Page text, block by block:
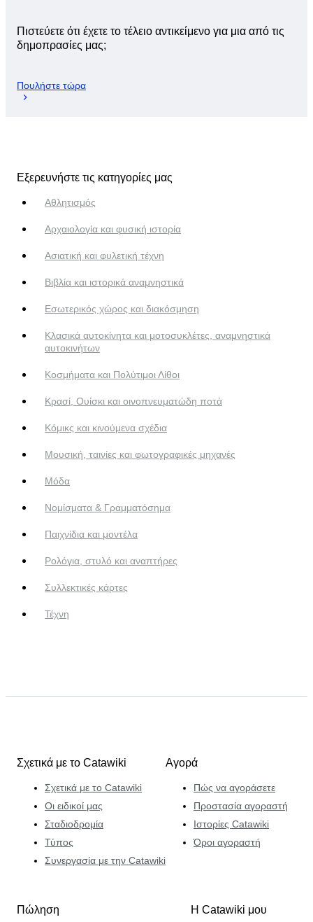
Πιστεύετε ότι έχετε το τέλειο αντικείμενο για μια από τις
δημοπρασίες μας;
Πουλήστε τώρα
Εξερευνήστε τις κατηγορίες μας
Αθλητισμός
Αρχαιολογία και φυσική ιστορία
Ασιατική και φυλετική τέχνη
Βιβλία και ιστορικά αναμνηστικά
Εσωτερικός χώρος και διακόσμηση
Κλασικά αυτοκίνητα και μοτοσυκλέτες, αναμνηστικά
αυτοκινήτων
Κοσμήματα και Πολύτιμοι Λίθοι
Κρασί, Ουίσκι και οινοπνευματώδη ποτά
Κόμικς και κινούμενα σχέδια
Μουσική, ταινίες και φωτογραφικές μηχανές
Μόδα
Νομίσματα & Γραμματόσημα
Παιχνίδια και μοντέλα
Ρολόγια, στυλό και αναπτήρες
Συλλεκτικές κάρτες
Τέχνη
Σχετικά με το Catawiki
Σχετικά με το Catawiki
Οι ειδικοί μας
Σταδιοδρομία
Τύπος
Συνεργασία με την Catawiki
Αγορά
Πώς να αγοράσετε
Προστασία αγοραστή
Ιστορίες Catawiki
Όροι αγοραστή
Πώληση Η Catawiki μου